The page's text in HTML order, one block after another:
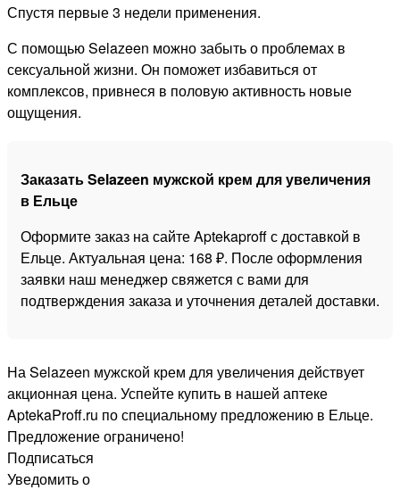
Спустя первые 3 недели применения.
С помощью Selazeen можно забыть о проблемах в
сексуальной жизни. Он поможет избавиться от
комплексов, привнеся в половую активность новые
ощущения.
Заказать Selazeen мужской крем для увеличения
в Ельце
Оформите заказ на сайте Aptekaproff с доставкой в
Ельце. Актуальная цена: 168 ₽. После оформления
заявки наш менеджер свяжется с вами для
подтверждения заказа и уточнения деталей доставки.
На Selazeen мужской крем для увеличения действует
акционная цена. Успейте купить в нашей аптеке
AptekaProff.ru по специальному предложению в Ельце.
Предложение ограничено!
Подписаться
Уведомить о